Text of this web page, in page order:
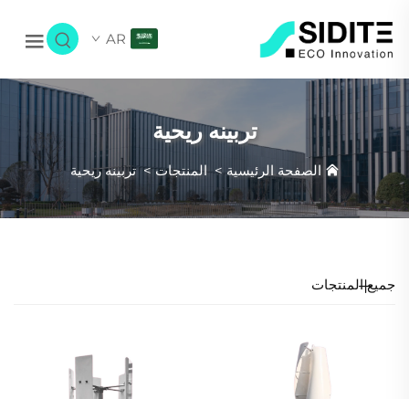
AR
تربينه ريحية
الصفحة الرئيسية>المنتجات>تربينه ريحية
جميع المنتجات